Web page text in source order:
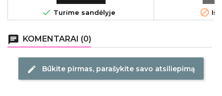
visiems laikams!
 Turime sandėlyje 
chat KOMENTARAI (0)
edit Būkite pirmas, parašykite savo atsiliepimą